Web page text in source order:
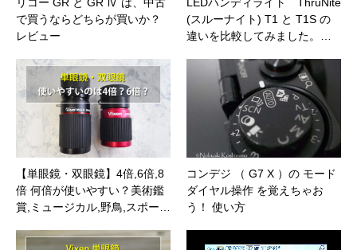
で買うならどちらが買いか？
レビュー
(スルーナイト) T1 と T1S の
違いを比較してみました。…
【単眼鏡・双眼鏡】4倍,6倍,8
倍 何倍が使いやすい？美術鑑
賞,ミュージカル,野鳥,スポー…
コンデジ （ G7 X ）の モード
ダイヤル操作 を覚えちゃお
う！ 使い方